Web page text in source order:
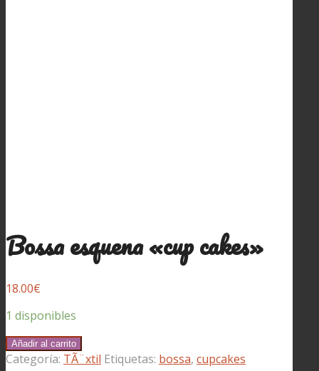
Bossa esquena «cup cakes»
18.00€
1 disponibles
Bossa
esquena
Añadir al carrito
Categoría: TÃ¨xtil Etiquetas: bossa, cupcakes